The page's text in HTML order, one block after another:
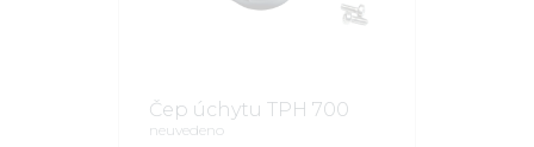
Čep úchytu TPH 700
neuvedeno